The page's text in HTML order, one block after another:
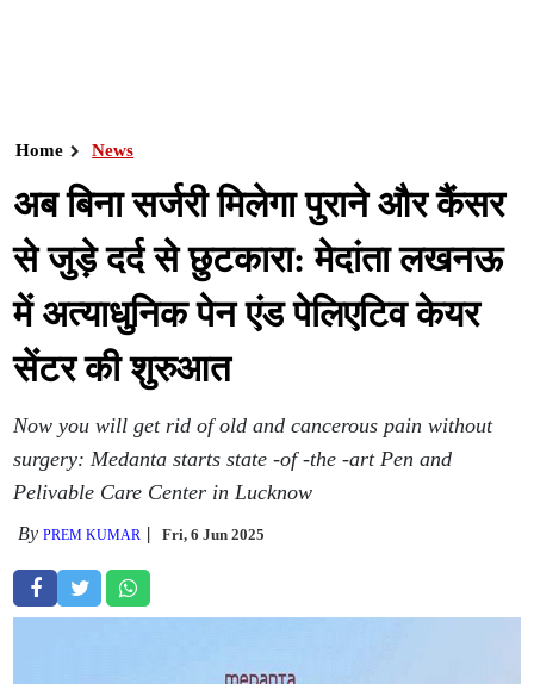
Home News
अब बिना सर्जरी मिलेगा पुराने और कैंसर
से जुड़े दर्द से छुटकारा: मेदांता लखनऊ
में अत्याधुनिक पेन एंड पेलिएटिव केयर
सेंटर की शुरुआत
Now you will get rid of old and cancerous pain without
surgery: Medanta starts state -of -the -art Pen and
Pelivable Care Center in Lucknow
ByPREM KUMAR Fri, 6 Jun 2025